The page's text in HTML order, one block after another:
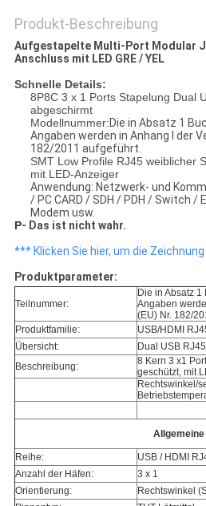
Produkt-Beschreibung
Aufgestapelte Multi-Port Modular
Anschluss mit LED GRE / YEL
Schnelle Details:
8P8C 3 x 1 Ports Stapelung Dual
abgeschirmt
Modellnummer:Die in Absatz 1
Angaben werden in Anhang I der
182/2011 aufgeführt.
SMT Low Profile RJ45 weiblicher
mit LED-Anzeiger
Anwendung: Netzwerk- und
/ PC CARD / SDH / PDH / Switch /
Modem usw.
P- Das ist nicht wahr.
*** Klicken Sie hier, um die
Produktparameter:
Teilnummer:
Die in Absatz
Angaben
(EU) Nr. 182/
Produktfamilie:
USB/HDMI
Übersicht:
Dual USB
Beschreibung:
8 Kern 3 x1
geschützt, mit
Rechtswinkel/
Allgemeine
Reihe:
USB / HDMI
Anzahl der Häfen:
3 x 1
Orientierung:
Rechtswinkel